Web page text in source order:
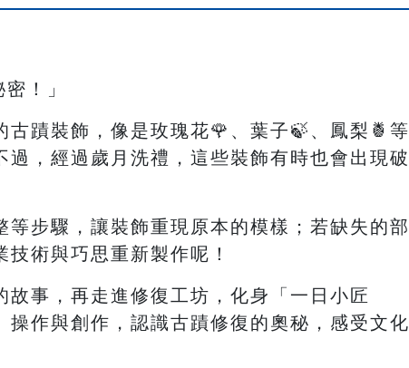
！」
蹟裝飾，像是玫瑰花🌹、葉子🍃、鳳梨🍍等
，經過歲月洗禮，這些裝飾有時也會出現破
步驟，讓裝飾重現原本的模樣；若缺失的部
術與巧思重新製作呢！
事，再走進修復工坊，化身「一日小匠
作與創作，認識古蹟修復的奧秘，感受文化